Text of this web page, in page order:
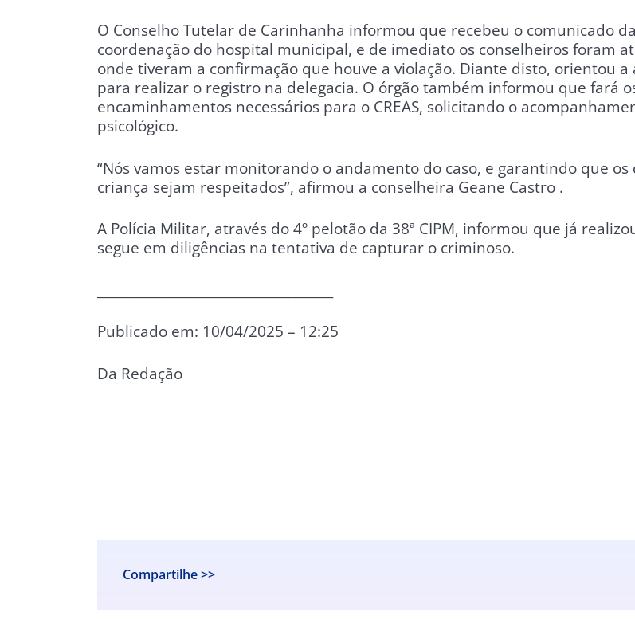
O Conselho Tutelar de Carinhanha informou que recebeu o comunicado da
coordenação do hospital municipal, e de imediato os conselheiros foram
onde tiveram a confirmação que houve a violação. Diante disto, orientou a
para realizar o registro na delegacia. O órgão também informou que fará
encaminhamentos necessários para o CREAS, solicitando o
psicológico.
“Nós vamos estar monitorando o andamento do caso, e garantindo que os
criança sejam respeitados”, afirmou a conselheira Geane Castro .
A Polícia Militar, através do 4º pelotão da 38ª CIPM, informou que já
segue em diligências na tentativa de capturar o criminoso.
Publicado em: 10/04/2025 – 12:25
Da Redação
Compartilhe >>